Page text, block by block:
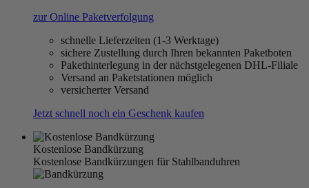
zur Online Paketverfolgung
schnelle Lieferzeiten (1-3 Werktage)
sichere Zustellung durch Ihren bekannten Paketboten
Pakethinterlegung in der nächstgelegenen DHL-Filiale
Versand an Paketstationen möglich
versicherter Versand
Jetzt schnell noch ein Geschenk kaufen
Kostenlose Bandkürzung
Kostenlose Bandkürzungen für Stahlbanduhren